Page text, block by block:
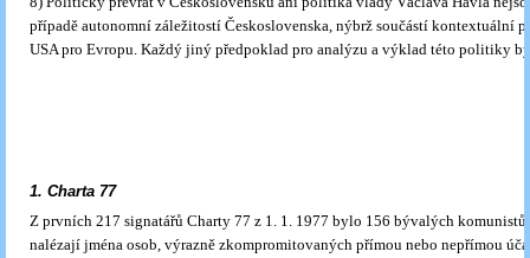
případě autonomní záležitostí Československa, nýbrž součástí kontextuální
USA pro Evropu. Každý jiný předpoklad pro analýzu a výklad této politiky
1. Charta 77
Z prvních 217 signatářů Charty 77 z 1. 1. 1977 bylo 156 bývalých
nalézají jména osob, výrazně zkompromitovaných přímou nebo nepřímou